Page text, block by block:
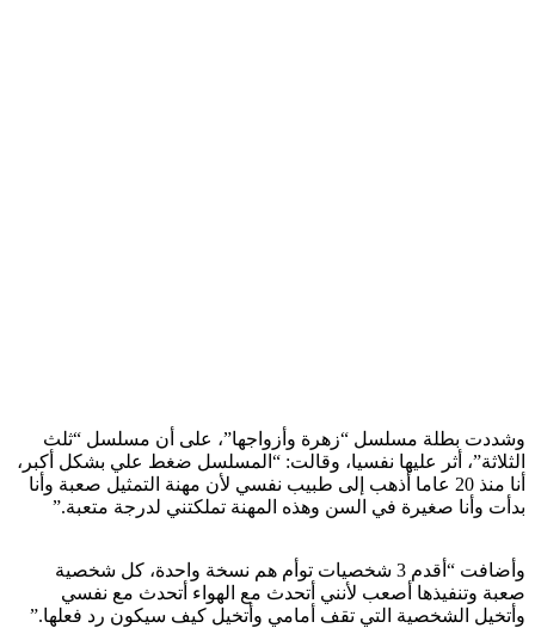
وشددت بطلة مسلسل “زهرة وأزواجها”، على أن مسلسل “ثلث
الثلاثة”، أثر عليها نفسيا، وقالت: “المسلسل ضغط علي بشكل أكبر،
أنا منذ 20 عاما أذهب إلى طبيب نفسي لأن مهنة التمثيل صعبة وأنا
بدأت وأنا صغيرة في السن وهذه المهنة تملكتني لدرجة متعبة.”
وأضافت “أقدم 3 شخصيات توأم هم نسخة واحدة، كل شخصية
صعبة وتنفيذها أصعب لأنني أتحدث مع الهواء أتحدث مع نفسي
وأتخيل الشخصية التي تقف أمامي وأتخيل كيف سيكون رد فعلها.”